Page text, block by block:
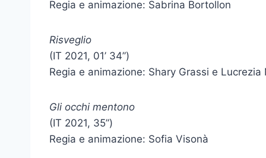
Regia e animazione: Sabrina Bortollon
Risveglio
(IT 2021, 01’ 34”)
Regia e animazione: Shary Grassi e Lucrezia
Gli occhi mentono
(IT 2021, 35”)
Regia e animazione: Sofia Visonà